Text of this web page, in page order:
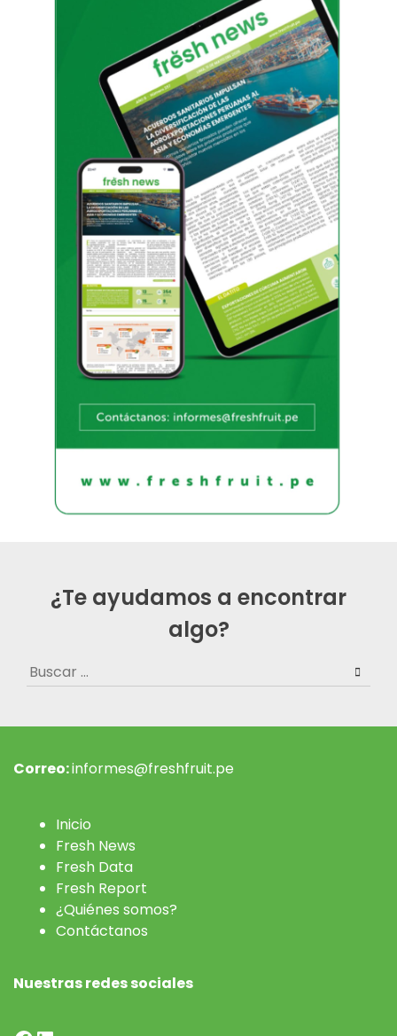
¿Te ayudamos a encontrar
algo?
Buscar:
Correo:informes@freshfruit.pe
Inicio
Fresh News
Fresh Data
Fresh Report
¿Quiénes somos?
Contáctanos
Nuestras redes sociales